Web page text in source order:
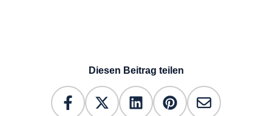
Diesen Beitrag teilen